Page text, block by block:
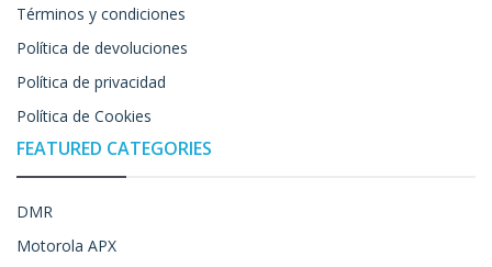
Términos y condiciones
Política de devoluciones
Política de privacidad
Política de Cookies
FEATURED CATEGORIES
DMR
Motorola APX